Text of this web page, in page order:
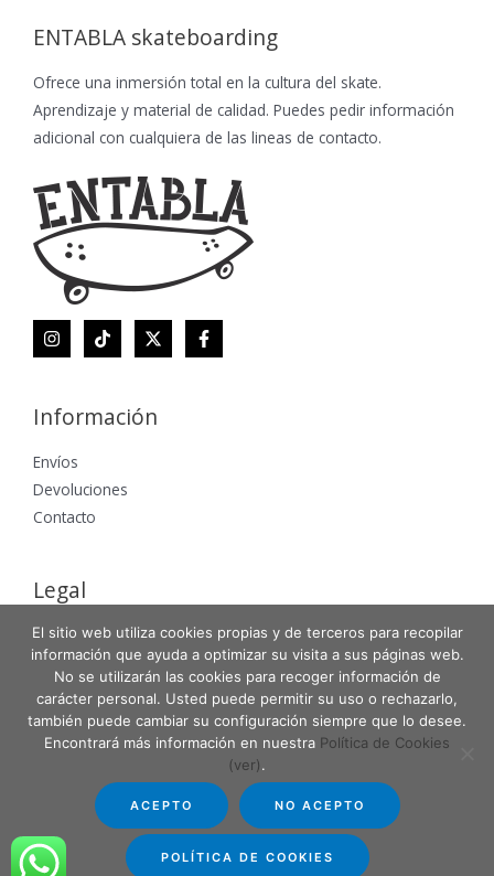
ENTABLA skateboarding
Ofrece una inmersión total en la cultura del skate.
Aprendizaje y material de calidad. Puedes pedir información
adicional con cualquiera de las lineas de contacto.
Información
Envíos
Devoluciones
Contacto
Legal
Aviso Legal
Política de Privacidad
Política de Cookies
Copyright © 2026 Entabla Clases de skate en Madrid
Powered by Entabla Clases de skate en Madrid
El sitio web utiliza cookies propias y de terceros para recopilar
información que ayuda a optimizar su visita a sus páginas web.
No se utilizarán las cookies para recoger información de
carácter personal. Usted puede permitir su uso o rechazarlo,
también puede cambiar su configuración siempre que lo desee.
Encontrará más información en nuestra Política de Cookies
(ver).
ACEPTO NO ACEPTO
POLÍTICA DE COOKIES